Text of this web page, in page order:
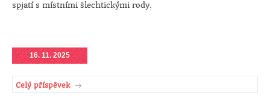
spjatí s místními šlechtickými rody.
16. 11. 2025
Celý příspěvek